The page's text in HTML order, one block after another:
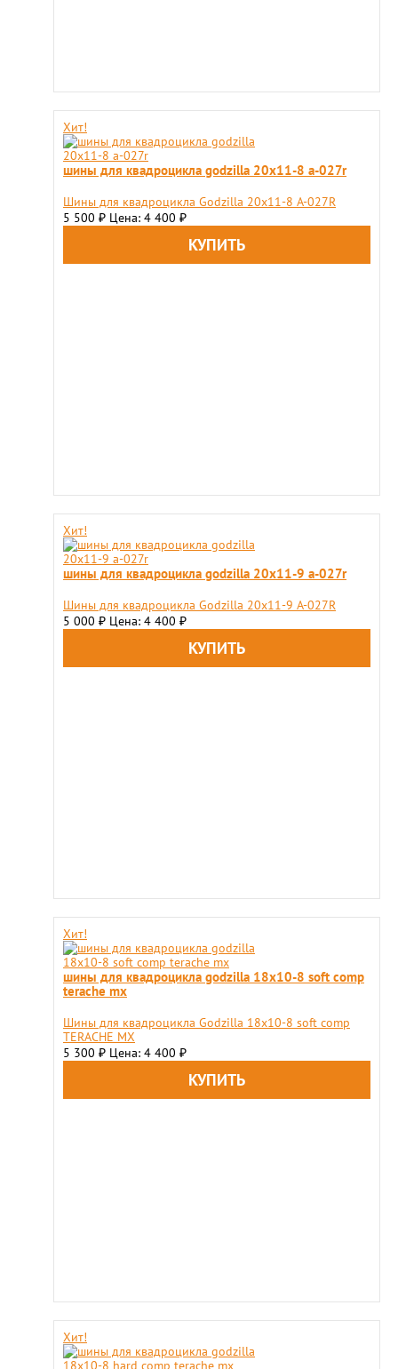
Хит!
шины для квадроцикла godzilla 20х11-8 a-027r
Шины для квадроцикла Godzilla 20х11-8 A-027R
5 500 ₽ Цена: 4 400 ₽
Хит!
шины для квадроцикла godzilla 20х11-9 a-027r
Шины для квадроцикла Godzilla 20х11-9 A-027R
5 000 ₽ Цена: 4 400 ₽
Хит!
шины для квадроцикла godzilla 18х10-8 soft comp
terache mx
Шины для квадроцикла Godzilla 18х10-8 soft comp
TERACHE MX
5 300 ₽ Цена: 4 400 ₽
Хит!